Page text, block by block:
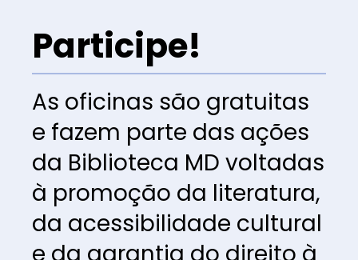
Participe!
As oficinas são gratuitas
e fazem parte das ações
da Biblioteca MD voltadas
à promoção da literatura,
da acessibilidade cultural